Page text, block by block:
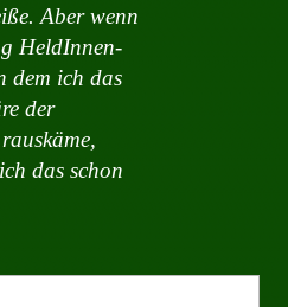
Aber wenn
HeldInnen-
dem ich das
der
das schon